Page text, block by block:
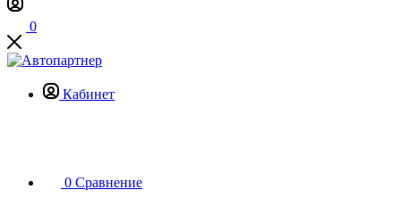
0
Кабинет
0 Сравнение